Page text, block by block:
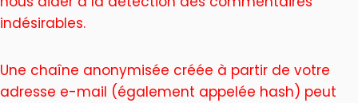
indésirables.
Une chaîne anonymisée créée à partir de votre
adresse e-mail (également appelée hash) peut